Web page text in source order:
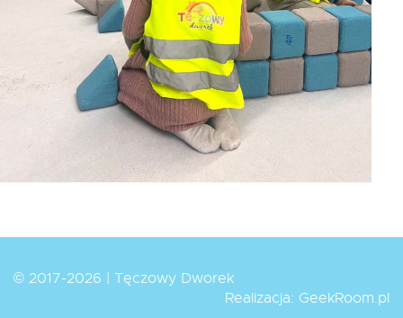
© 2017-2026 | Tęczowy Dworek
Realizacja: GeekRoom.pl